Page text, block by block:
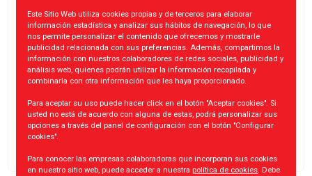
Disponible
Este Sitio Web utiliza cookies propias y de terceros para elaborar
información estadística y analizar sus hábitos de navegación, lo que
nos permite personalizar el contenido que ofrecemos y mostrarle
publicidad relacionada con sus preferencias. Además, compartimos la
información con nuestros colaboradores de redes sociales, publicidad y
análisis web, quienes podrán utilizar la información recopilada y
combinarla con otra información que les haya proporcionado.
Para aceptar su uso puede hacer click en el botón "Aceptar cookies". Si
usted no está de acuerdo con alguna de estas, podrá personalizar sus
opciones a través del panel de configuración con el botón "Configurar
cookies".
Para conocer las empresas colaboradoras que incorporan sus cookies
en nuestro sitio web, puede acceder a nuestra política de cookies. Debe